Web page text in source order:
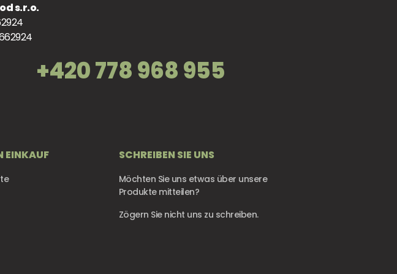
s.r.o.
+420 778 968 955
EINKAUF SCHREIBEN SIE UNS
Möchten Sie uns etwas über unsere
Produkte mitteilen?
Zögern Sie nicht uns zu schreiben.